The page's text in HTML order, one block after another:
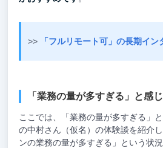
>> 「フルリモート可」の長期イ
「業務の量が多すぎる」と感
ここでは、「業務の量が多すぎる」
の中村さん（仮名）の体験談を紹介
ンの業務の量が多すぎる」という状